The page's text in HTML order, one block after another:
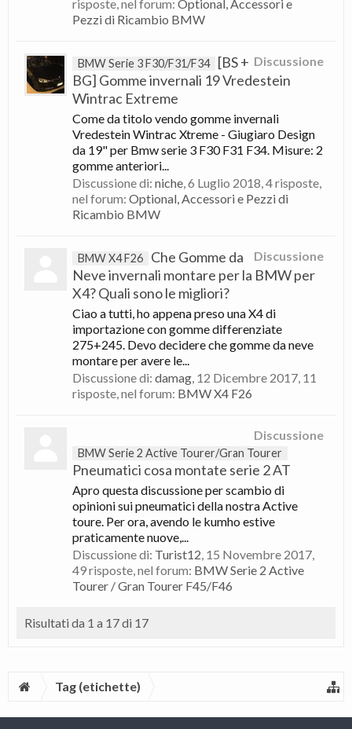
risposte, nel forum: Optional, Accessori e
Pezzi di Ricambio BMW
Discussione
BMW Serie 3 F30/F31/F34
[BS +
BG] Gomme invernali 19 Vredestein
Wintrac Extreme
Come da titolo vendo gomme invernali
Vredestein Wintrac Xtreme - Giugiaro Design
da 19" per Bmw serie 3 F30 F31 F34. Misure: 2
gomme anteriori...
Discussione di: niche,6 Luglio 2018, 4 risposte,
nel forum: Optional, Accessori e Pezzi di
Ricambio BMW
Discussione
BMW X4 F26
Che Gomme da
Neve invernali montare per la BMW per
X4? Quali sono le migliori?
Ciao a tutti, ho appena preso una X4 di
importazione con gomme differenziate
275+245. Devo decidere che gomme da neve
montare per avere le...
Discussione di: damag, 12 Dicembre 2017, 11
risposte, nel forum: BMW X4 F26
Discussione
BMW Serie 2 Active Tourer/Gran Tourer
Pneumatici cosa montate serie 2 AT
Apro questa discussione per scambio di
opinioni sui pneumatici della nostra Active
toure. Per ora, avendo le kumho estive
praticamente nuove,...
Discussione di: Turist12, 15 Novembre 2017,
49 risposte, nel forum: BMW Serie 2 Active
Tourer / Gran Tourer F45/F46
Risultati da 1 a 17 di 17
Tag (etichette)